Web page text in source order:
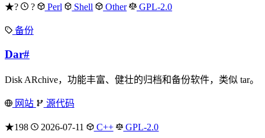
★? ? Perl Shell Other GPL-2.0
备份
Dar#
Disk ARchive，功能丰富、健壮的归档和备份软件，类似 tar。
网站 源代码
★198 2026-07-11 C++ GPL-2.0